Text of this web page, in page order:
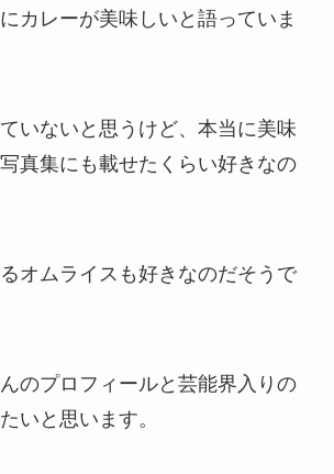
カレーが美味しいと語っていま
いないと思うけど、本当に美味
真集にも載せたくらい好きなの
オムライスも好きなのだそうで
のプロフィールと芸能界入りの
いと思います。